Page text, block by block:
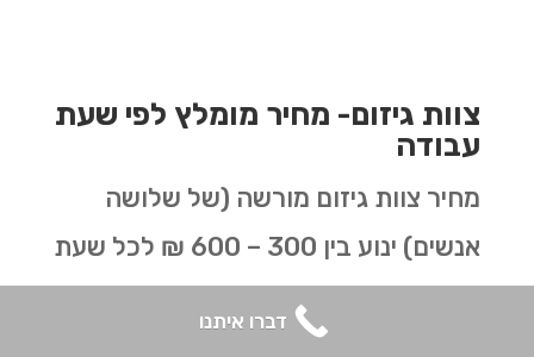
צוות גיזום- מחיר מומלץ לפי שעת
עבודה
מחיר צוות גיזום מורשה (של שלושה
אנשים) ינוע בין 300 – 600 ₪ לכל שעת
עבודה.
דברו איתנו